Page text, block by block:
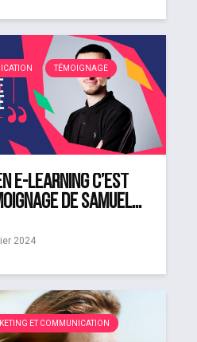
TÉMOIGNAGE
e-learning c’est
de Samuel...
2024
ET COMMUNICATION